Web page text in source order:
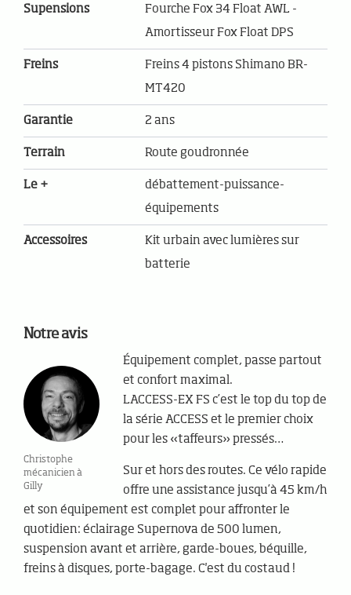
Supensions
Fourche Fox 34 Float AWL -
Amortisseur Fox Float DPS
Freins
Freins 4 pistons Shimano BR-
MT420
Garantie 2 ans
Terrain Route goudronnée
Le +
débattement-puissance-
équipements
Accessoires
Kit urbain avec lumières sur
batterie
Notre avis
Christophe
mécanicien à
Gilly
Équipement complet, passe partout
et confort maximal.
LACCESS-EX FS c’est le top du top de
la série ACCESS et le premier choix
pour les «taffeurs» pressés…
Sur et hors des routes. Ce vélo rapide
offre une assistance jusqu’à 45 km/h
et son équipement est complet pour affronter le
quotidien: éclairage Supernova de 500 lumen,
suspension avant et arrière, garde-boues, béquille,
freins à disques, porte-bagage. C'est du costaud !